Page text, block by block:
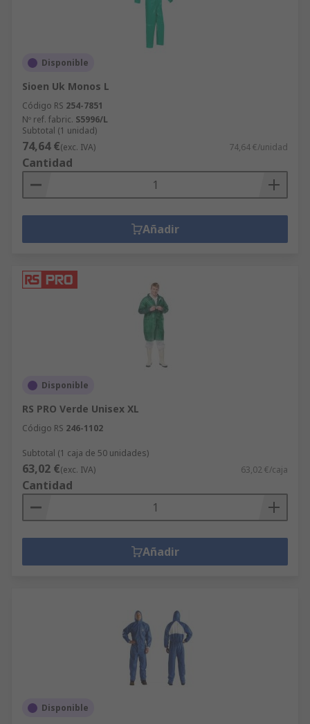
Disponible
Sioen Uk Monos L
Código RS 254-7851
Nº ref. fabric. S5996/L
Subtotal (1 unidad)
74,64 €(exc. IVA) 74,64 €/unidad
Cantidad
Añadir
Disponible
RS PRO Verde Unisex XL
Código RS 246-1102
Subtotal (1 caja de 50 unidades)
63,02 €(exc. IVA) 63,02 €/caja
Cantidad
Añadir
Disponible